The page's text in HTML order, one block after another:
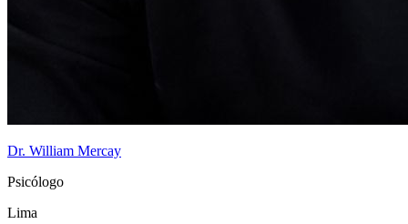
Dr. William Mercay
Psicólogo
Lima